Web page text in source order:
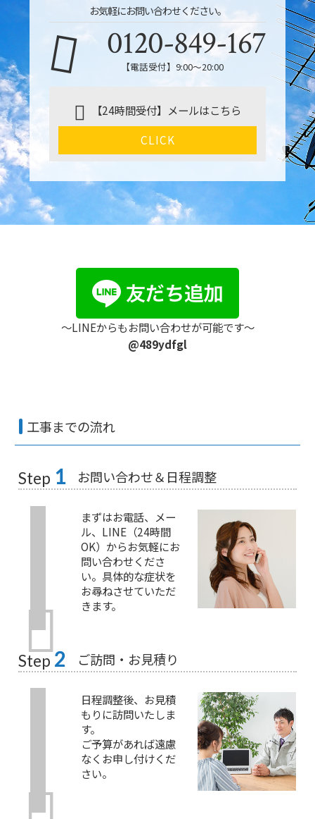
お気軽にお問い合わせください。
0120-849-167
【電話受付】9:00〜20:00
【24時間受付】メールはこちら
CLICK
〜LINEからもお問い合わせが可能です〜
@489ydfgl
工事までの流れ
Step 1 お問い合わせ＆日程調整
まずはお電話、メー
ル、LINE（24時間
OK）からお気軽にお
問い合わせくださ
い。具体的な症状を
お尋ねさせていただ
きます。
Step 2 ご訪問・お見積り
日程調整後、お見積
もりに訪問いたしま
す。
ご予算があれば遠慮
なくお申し付けくだ
さい。